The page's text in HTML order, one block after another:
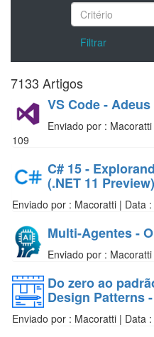
Filtrar
7133 Artigos
VS Code -
Enviado por :
109
C# 15 -
(.NET 11 Preview)
Enviado por : Macoratti | Data
Multi-Agentes -
Enviado por :
Do zero ao
Design Patterns
Enviado por : Macoratti | Data